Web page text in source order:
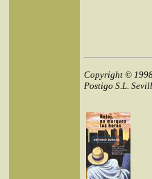
Copyright ©
Postigo S.L.